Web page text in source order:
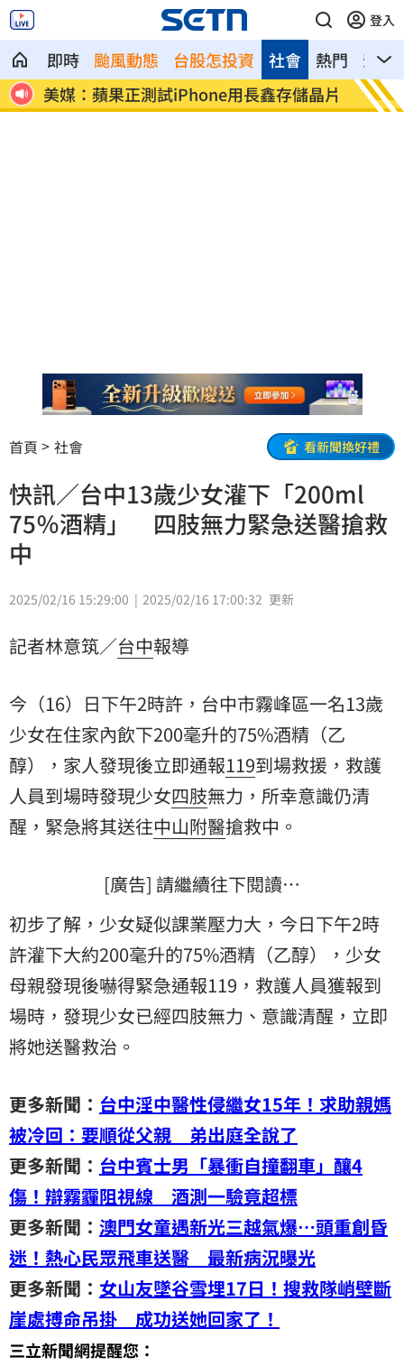
登入
即時 颱風動態 台股怎投資 熱門 影音
社會
美媒：蘋果正測試iPhone用長鑫存儲晶片 不滿
首頁 社會 看新聞換好禮
快訊／台中13歲少女灌下「200ml
75％酒精」 四肢無力緊急送醫搶救
中
2025/02/16 15:29:00 2025/02/16 17:00:32 更新
記者林意筑／台中報導
今（16）日下午2時許，台中市霧峰區一名13歲
少女在住家內飲下200毫升的75%酒精（乙
醇），家人發現後立即通報119到場救援，救護
人員到場時發現少女四肢無力，所幸意識仍清
醒，緊急將其送往中山附醫搶救中。
[廣告] 請繼續往下閱讀…
初步了解，少女疑似課業壓力大，今日下午2時
許灌下大約200毫升的75%酒精（乙醇），少女
母親發現後嚇得緊急通報119，救護人員獲報到
場時，發現少女已經四肢無力、意識清醒，立即
將她送醫救治。
更多新聞： 台中淫中醫性侵繼女15年！求助親媽
被冷回：要順從父親 弟出庭全說了
更多新聞： 台中賓士男「暴衝自撞翻車」釀4
傷！辯霧霾阻視線 酒測一驗竟超標
更多新聞： 澳門女童遇新光三越氣爆⋯頭重創昏
迷！熱心民眾飛車送醫 最新病況曝光
更多新聞： 女山友墜谷雪埋17日！搜救隊峭壁斷
崖處搏命吊掛 成功送她回家了！
三立新聞網提醒您：